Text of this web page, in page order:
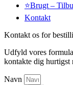
⭐Brugt –
Kontakt
Kontakt os for
Udfyld vores
kontakte dig hurtigst
Navn